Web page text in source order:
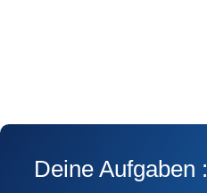
Deine Aufgaben :